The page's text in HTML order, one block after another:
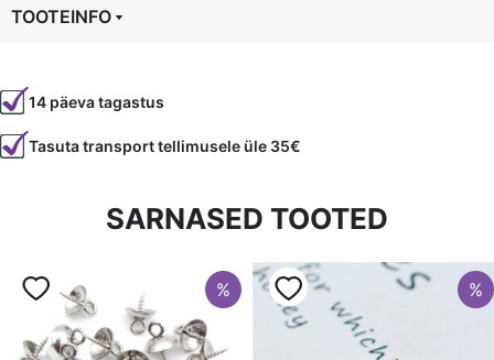
nat.valge
TOOTEINFO
Värvus
Valge
Laius
5 mm
14 päeva tagastus
Tasuta transport tellimusele üle 35€
SARNASED TOOTED
% %